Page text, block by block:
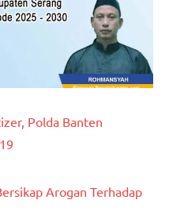
Polda Banten
Arogan Terhadap